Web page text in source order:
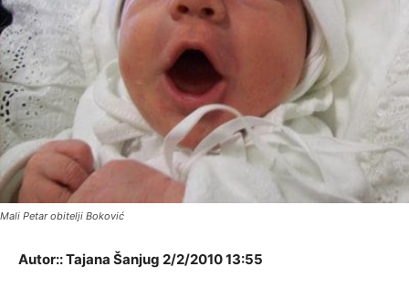
Mali Petar obitelji Boković
Autor:: Tajana Šanjug 2/2/2010 13:55